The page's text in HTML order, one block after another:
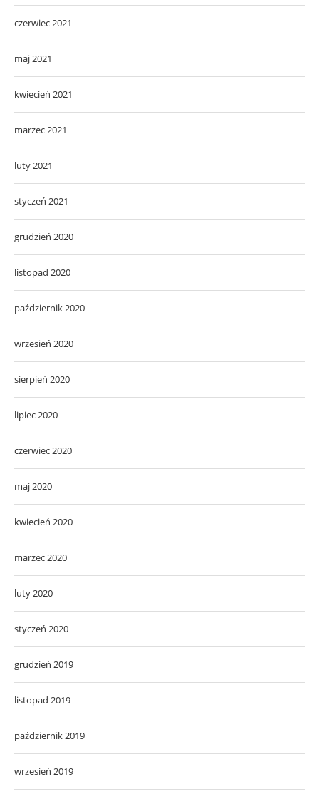
czerwiec 2021
maj 2021
kwiecień 2021
marzec 2021
luty 2021
styczeń 2021
grudzień 2020
listopad 2020
październik 2020
wrzesień 2020
sierpień 2020
lipiec 2020
czerwiec 2020
maj 2020
kwiecień 2020
marzec 2020
luty 2020
styczeń 2020
grudzień 2019
listopad 2019
październik 2019
wrzesień 2019